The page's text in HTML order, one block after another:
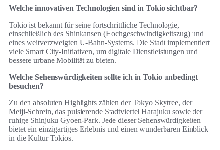
Welche innovativen Technologien sind in Tokio sichtbar?
Tokio ist bekannt für seine fortschrittliche Technologie,
einschließlich des Shinkansen (Hochgeschwindigkeitszug) und
eines weitverzweigten U-Bahn-Systems. Die Stadt implementiert
viele Smart City-Initiativen, um digitale Dienstleistungen und
bessere urbane Mobilität zu bieten.
Welche Sehenswürdigkeiten sollte ich in Tokio unbedingt
besuchen?
Zu den absoluten Highlights zählen der Tokyo Skytree, der
Meiji-Schrein, das pulsierende Stadtviertel Harajuku sowie der
ruhige Shinjuku Gyoen-Park. Jede dieser Sehenswürdigkeiten
bietet ein einzigartiges Erlebnis und einen wunderbaren Einblick
in die Kultur Tokios.